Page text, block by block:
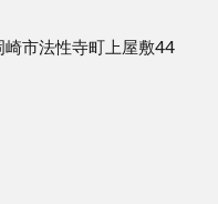
崎市法性寺町上屋敷44